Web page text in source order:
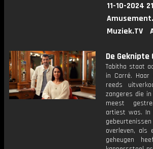
11-10-2024
Muziek.TV
De
Tabitha staat
in Carré.
reeds
zangeres die
meest
artiest was. In
overleven, als
geheugen